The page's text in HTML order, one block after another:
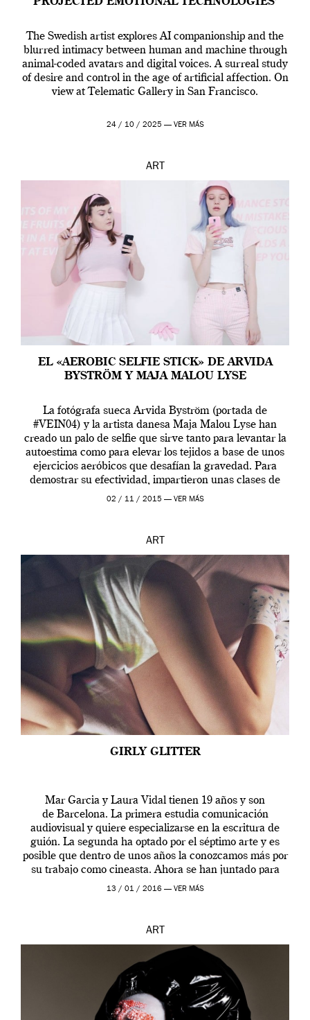
The Swedish artist explores AI companionship and the
blurred intimacy between human and machine through
animal-coded avatars and digital voices. A surreal study
of desire and control in the age of artificial affection. On
view at Telematic Gallery in San Francisco.
24 / 10 / 2025 — VER MÁS
ART
EL «AEROBIC SELFIE STICK» DE ARVIDA
BYSTRÖM Y MAJA MALOU LYSE
La fotógrafa sueca Arvida Byström (portada de
#VEIN04) y la artista danesa Maja Malou Lyse han
creado un palo de selfie que sirve tanto para levantar la
autoestima como para elevar los tejidos a base de unos
ejercicios aeróbicos que desafían la gravedad. Para
demostrar su efectividad, impartieron unas clases de
prueba en el Tate […]
02 / 11 / 2015 — VER MÁS
ART
GIRLY GLITTER
Mar Garcia y Laura Vidal tienen 19 años y son
de Barcelona. La primera estudia comunicación
audiovisual y quiere especializarse en la escritura de
guión. La segunda ha optado por el séptimo arte y es
posible que dentro de unos años la conozcamos más por
su trabajo como cineasta. Ahora se han juntado para
contarnos una […]
13 / 01 / 2016 — VER MÁS
ART